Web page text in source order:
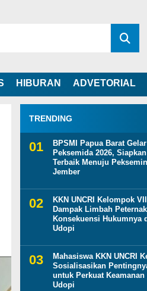
HIBURAN ADVETORIAL
TRENDING
BPSMI Papua Barat
Peksemida 2026,
Terbaik Menuju
Jember
KKN UNCRI Kelompok
Dampak Limbah
Konsekuensi Hukumnya
Udopi
Mahasiswa KKN UNCRI
Sosialisasikan
untuk Perkuat Keamanan
Udopi